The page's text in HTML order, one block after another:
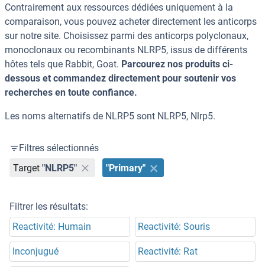
Contrairement aux ressources dédiées uniquement à la
comparaison, vous pouvez acheter directement les anticorps
sur notre site. Choisissez parmi des anticorps polyclonaux,
monoclonaux ou recombinants NLRP5, issus de différents
hôtes tels que Rabbit, Goat. Parcourez nos produits ci-
dessous et commandez directement pour soutenir vos
recherches en toute confiance.
Les noms alternatifs de NLRP5 sont NLRP5, Nlrp5.
Filtres sélectionnés
Target "NLRP5" "Primary"
Filtrer les résultats:
Reactivité: Humain
Reactivité: Souris
Inconjugué Reactivité: Rat